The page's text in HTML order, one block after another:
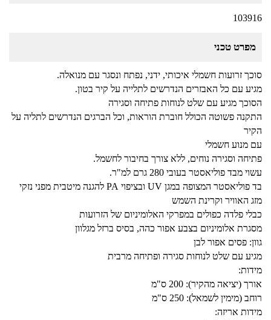
103916
מפרט טכני
סוכך זרועות חשמלי איכותי, ידני, נפתח ונסגר עם מנואלה.
מגיע עם כל האבזרים הנדרשים לתלייה על קיר בטון.
הסוכך מגיע עם שלט לנוחות פתיחה וסגירה
התקנה פשוטה הכולל חוברת הוראות, וכל הברגים הנדרשים לתליה על
הקיר
עם מנוע חשמלי
פתיחה וסגירה נוחים, ללא צורך בחיבור לחשמל.
עשוי מבד פוליאסטר בעובי 280 גרם למ"ר.
בד פוליאסטר המצופה במגן UV ובציפוי PA להגנה מיטבית מפני נזקי
מזג האוויר וקרינת השמש
כבלי פלדה כפולים במפרקי האלומיניום של הזרועות
מסגרת אלומיניום בצבע אפור כהה, בסיס ברזל מגלוון
גוון: פסים אפור לבן
מגיע עם שלט לנוחות סגירה ופתיחה מרבית
מידות:
אורך (יציאה מהקיר): 200 ס"מ
רוחב (מימין לשמאל): 250 ס"מ
מידות אריזה: